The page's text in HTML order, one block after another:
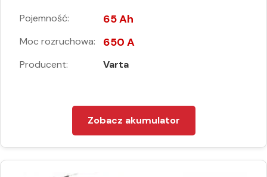
Pojemność: 65 Ah
Moc rozruchowa: 650 A
Producent: Varta
Zobacz akumulator